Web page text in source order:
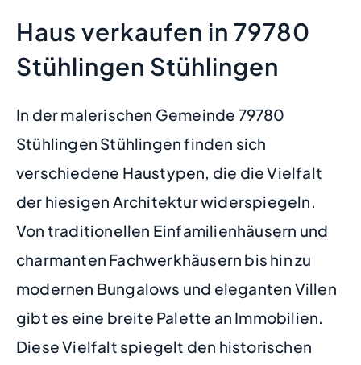
Haus verkaufen in 79780
Stühlingen Stühlingen
In der malerischen Gemeinde 79780
Stühlingen Stühlingen finden sich
verschiedene Haustypen, die die Vielfalt
der hiesigen Architektur widerspiegeln.
Von traditionellen Einfamilienhäusern und
charmanten Fachwerkhäusern bis hin zu
modernen Bungalows und eleganten Villen
gibt es eine breite Palette an Immobilien.
Diese Vielfalt spiegelt den historischen